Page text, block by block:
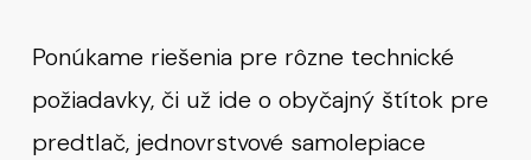
Ponúkame riešenia pre rôzne technické
požiadavky, či už ide o obyčajný štítok pre
predtlač, jednovrstvové samolepiace